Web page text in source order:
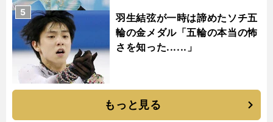
羽生結弦が一時は諦めたソチ五
輪の金メダル「五輪の本当の怖
さを知った......」
5
もっと見る